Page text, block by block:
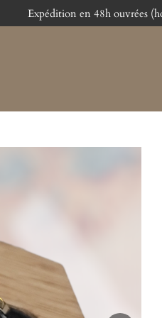
Expédition en 48h ouvrées